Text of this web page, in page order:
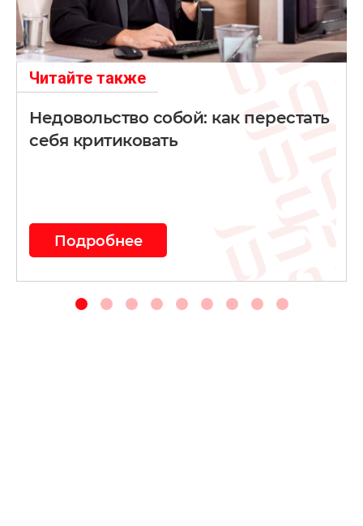
Читайте также
Недовольство собой: как перестать
себя критиковать
Подробнее